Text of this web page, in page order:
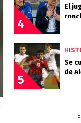
4
El
5
Se
de